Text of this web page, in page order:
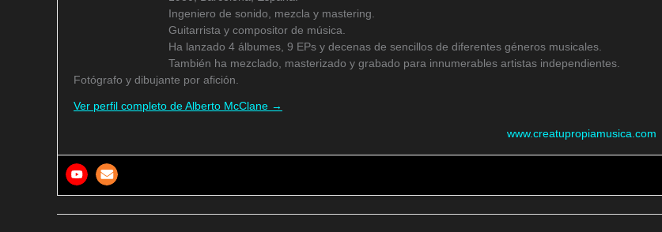
Ingeniero de sonido, mezcla y mastering.
Guitarrista y compositor de música.
Ha lanzado 4 álbumes, 9 EPs y decenas de sencillos de diferentes géneros musicales.
También ha mezclado, masterizado y grabado para innumerables artistas independientes.
Fotógrafo y dibujante por afición.
Ver perfil completo de Alberto McClane →
www.creatupropiamusica.com